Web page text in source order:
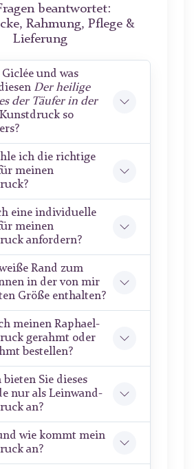
beantwortet:
Rahmung, Pflege &
Lieferung
und was
Der heilige
der Täufer in der
so
ich die richtige
meinen
eine individuelle
meinen
anfordern?
Rand zum
in der von mir
Größe enthalten?
meinen Raphael-
gerahmt oder
bestellen?
Sie dieses
nur als Leinwand-
an?
wie kommt mein
an?